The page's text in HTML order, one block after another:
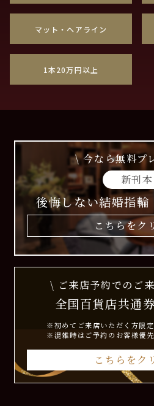
マット・ヘアライン
1本20万円以上
\ 今なら無料プ
新刊本
後悔しない結婚指輪
こちらをク
\ ご来店予約でのご
全国百貨店共通
※初めてご来店いただく方限
※混雑時はご予約のお客様優
こちらをク